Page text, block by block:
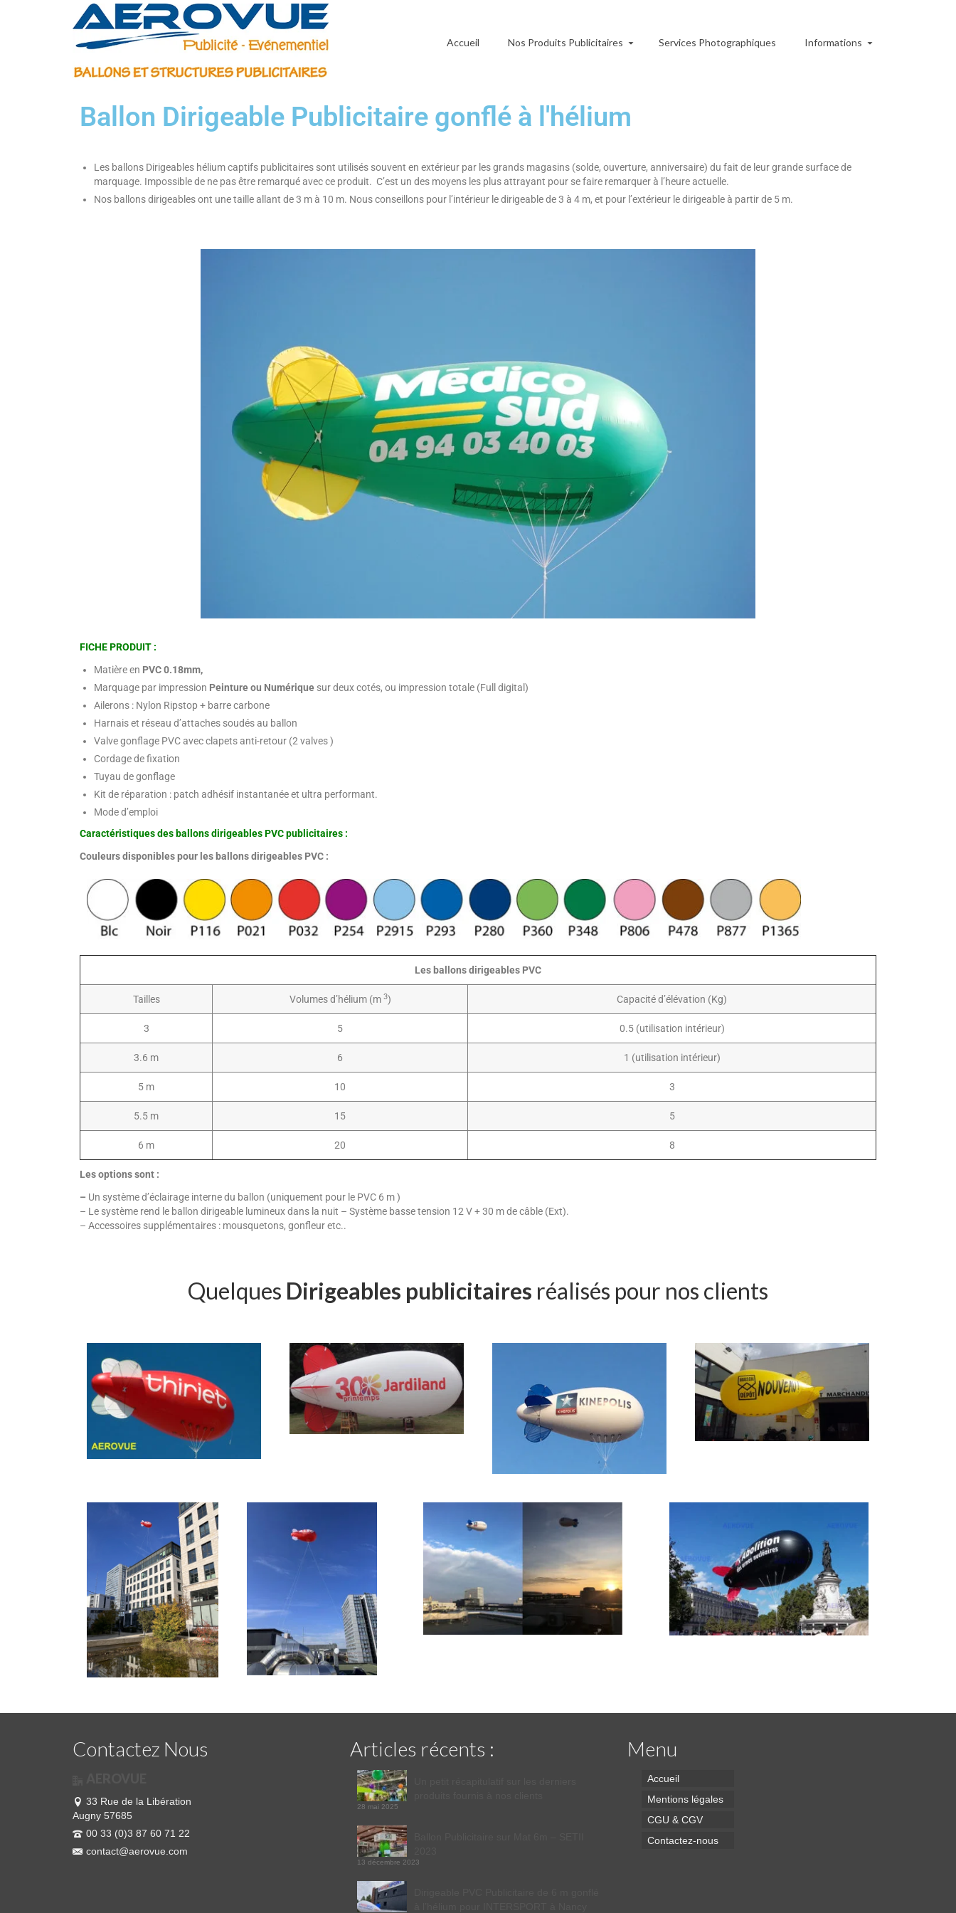
Accueil Nos Produits Publicitaires Services Photographiques Informations
Ballon Dirigeable Publicitaire gonflé à l'hélium
Les ballons Dirigeables hélium captifs publicitaires sont utilisés souvent en extérieur par les grands magasins (solde, ouverture, anniversaire) du fait de leur grande surface de
marquage. Impossible de ne pas être remarqué avec ce produit. C’est un des moyens les plus attrayant pour se faire remarquer à l’heure actuelle.
Nos ballons dirigeables ont une taille allant de 3 m à 10 m. Nous conseillons pour l’intérieur le dirigeable de 3 à 4 m, et pour l’extérieur le dirigeable à partir de 5 m.
FICHE PRODUIT :
Matière en PVC 0.18mm,
Marquage par impression Peinture ou Numérique sur deux cotés, ou impression totale (Full digital)
Ailerons : Nylon Ripstop + barre carbone
Harnais et réseau d’attaches soudés au ballon
Valve gonflage PVC avec clapets anti-retour (2 valves )
Cordage de fixation
Tuyau de gonflage
Kit de réparation : patch adhésif instantanée et ultra performant.
Mode d’emploi
Caractéristiques des ballons dirigeables PVC publicitaires :
Couleurs disponibles pour les ballons dirigeables PVC :
Les ballons dirigeables PVC
Tailles Volumes d’hélium (m 3) Capacité d’élévation (Kg)
3 5 0.5 (utilisation intérieur)
3.6 m 6 1 (utilisation intérieur)
5 m 10 3
5.5 m 15 5
6 m 20 8
Les options sont :
– Un système d’éclairage interne du ballon (uniquement pour le PVC 6 m )
– Le système rend le ballon dirigeable lumineux dans la nuit – Système basse tension 12 V + 30 m de câble (Ext).
– Accessoires supplémentaires : mousquetons, gonfleur etc..
Quelques Dirigeables publicitaires réalisés pour nos clients
Contactez Nous
33 Rue de la Libération
Augny 57685
00 33 (0)3 87 60 71 22
contact@aerovue.com
Articles récents :
28 mai 2025
13 décembre 2023
Menu
Accueil
Mentions légales
CGU & CGV
Contactez-nous